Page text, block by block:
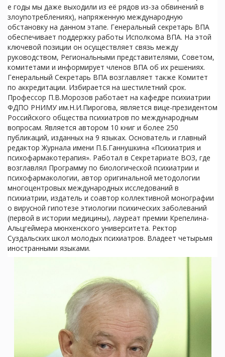
е годы мы даже выходили из её рядов из-за обвинений в
злоупотреблениях), напряженную международную
обстановку на данном этапе. Генеральный секретарь ВПА
обеспечивает поддержку работы Исполкома ВПА. На этой
ключевой позиции он осуществляет связь между
руководством, Региональными представителями, Советом,
комитетами и информирует членов ВПА об их решениях.
Генеральный Секретарь ВПА возглавляет также Комитет
по аккредитации. Избирается на шестилетний срок.
Профессор П.В.Морозов работает на кафедре психиатрии
ФДПО РНИМУ им.Н.И.Пирогова, является вице-президентом
Российского общества психиатров по международным
вопросам. Является автором 10 книг и более 250
публикаций, изданных на 9 языках. Основатель и главный
редактор Журнала имени П.Б.Ганнушкина «Психиатрия и
психофармакотерапия». Работал в Секретариате ВОЗ, где
возглавлял Программу по биологической психиатрии и
психофармакологии, автор оригинальной методологии
многоцентровых международных исследований в
психиатрии, издатель и соавтор коллективной монографии
о вирусной гипотезе этиологии психических заболеваний
(первой в истории медицины), лауреат премии Крепелина-
Альцгеймера мюнхенского университета. Ректор
Суздальских школ молодых психиатров. Владеет четырьмя
иностранными языками.